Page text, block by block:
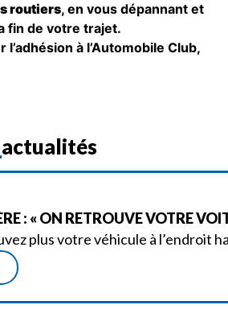
routiers, en vous dépannant et
fin de votre trajet.
l’adhésion à l’Automobile Club,
: « ON RETROUVE VOTRE
plus votre véhicule à l’endroit